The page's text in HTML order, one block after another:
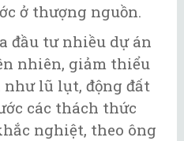
ở thượng nguồn.
đầu tư nhiều dự án
nhiên, giảm thiểu
lũ lụt, động đất
các thách thức
nghiệt, theo ông